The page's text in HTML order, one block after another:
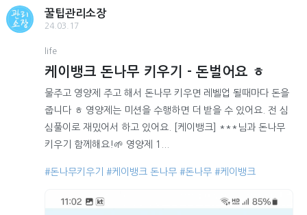
꿀팁관리소장
24.03.17
life
케이뱅크 돈나무 키우기 - 돈벌어요 ㅎ
물주고 영양제 주고 해서 돈나무 키우면 레벨업 될때마다 돈을
줍니다 ㅎ 영양제는 미션을 수행하면 더 받을 수 있어요. 전 심
심풀이로 재밌어서 하고 있어요. [케이뱅크] ***님과 돈나무
키우기 함께해요!🌱 영양제 1...
#돈나무키우기 #케이뱅크 돈나무 #돈나무 #케이뱅크